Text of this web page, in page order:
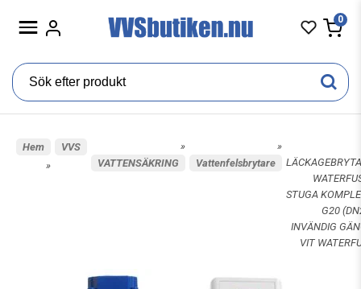
0
Hem
»
VVS
»
VATTENSÄKRING
»
Vattenfelsbrytare
STUGA
G20
INVÄNDIG
VIT